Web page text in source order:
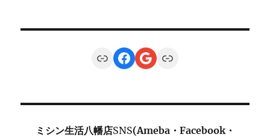
LinkFacebook
Google
Link
ミシン生活八幡店SNS(Ameba・Facebook・